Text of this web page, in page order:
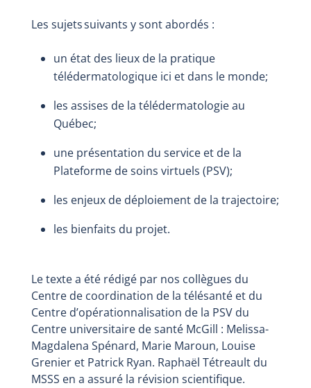
Les sujets suivants y sont abordés :
un état des lieux de la pratique
télédermatologique ici et dans le monde;
les assises de la télédermatologie au
Québec;
une présentation du service et de la
Plateforme de soins virtuels (PSV);
les enjeux de déploiement de la trajectoire;
les bienfaits du projet.
Le texte a été rédigé par nos collègues du
Centre de coordination de la télésanté et du
Centre d’opérationnalisation de la PSV du
Centre universitaire de santé McGill : Melissa-
Magdalena Spénard, Marie Maroun, Louise
Grenier et Patrick Ryan. Raphaël Tétreault du
MSSS en a assuré la révision scientifique.